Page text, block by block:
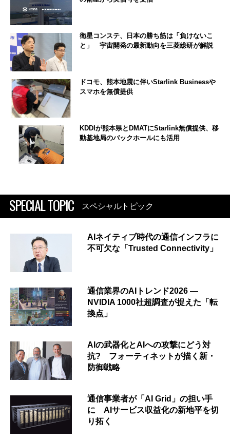
衛星コンステ、日本の勝ち筋は「負けないこ
と」 宇宙開発の最新動向を三菱総研が解説
ドコモ、熊本地震に伴いStarlink Businessや
スマホを無償提供
KDDIが熊本県とDMATにStarlink無償提供、移
動基地局のバックホールにも活用
SPECIAL TOPIC スペシャルトピック
AIネイティブ時代の通信インフラに
不可欠な「Trusted Connectivity」
通信業界のAIトレンド2026 ―
NVIDIA 1000社超調査が捉えた「転
換点」
AIの武器化とAIへの攻撃にどう対
抗? フォーティネットが描く新・
防御戦略
通信事業者が「AI Grid」の担い手
に AIサービス収益化の新地平を切
り拓く